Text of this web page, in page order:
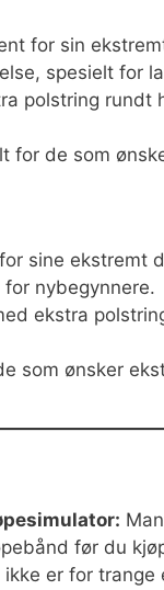
for sin
spesielt for
polstring rundt
for de som
sine ekstremt
nybegynnere.
ekstra
som ønsker
før du
ikke er for